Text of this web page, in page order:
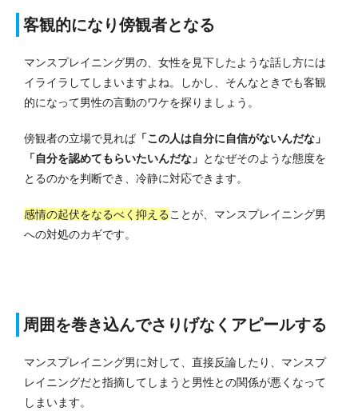
客観的になり傍観者となる
マンスプレイニング男の、女性を見下したような話し方には
イライラしてしまいますよね。
しかし、そんなときでも客観
的になって男性の言動のワケを探りましょう。
傍観者の立場で見れば 「この人は自分に自信がないんだな」
「自分を認めてもらいたいんだな」 となぜそのような態度を
とるのかを判断でき、冷静に対応できます。
感情の起伏をなるべく抑えることが、マンスプレイニング男
への対処のカギです。
周囲を巻き込んでさりげなくアピールする
マンスプレイニング男に対して、直接反論したり、マンスプ
レイニングだと指摘してしまうと男性との関係が悪くなって
しまいます。